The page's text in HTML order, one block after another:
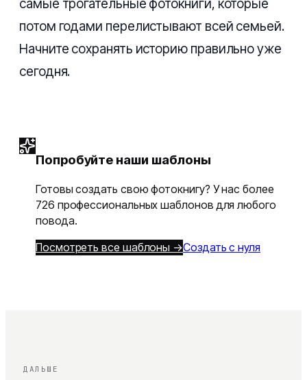
самые трогательные фотокниги, которые
потом годами перелистывают всей семьей.
Начните сохранять историю правильно уже
сегодня.
Попробуйте наши шаблоны
Готовы создать свою фотокнигу? У нас более
726 профессиональных шаблонов для любого
повода.
Посмотреть все шаблоны →Создать с нуля
ДАЛЬШЕ